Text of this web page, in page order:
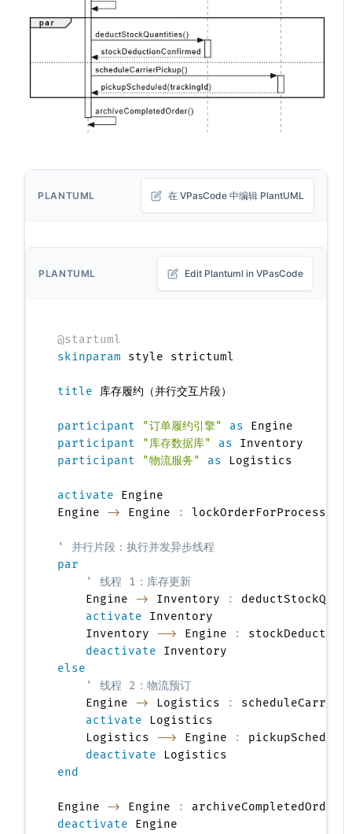
PLANTUML 在 VPasCode 中编辑 PlantUML
PLANTUML Edit Plantuml in VPasCode
@startuml
skinparam style strictuml
title 库存履约（并行交互片段）
participant "订单履约引擎" as
participant
"库存数据库" as
participant
"物流服务" as Logistics
activate Engine
Engine -> Engine : lockOrderForProcessing
' 并行片段：执行并发异步线程
par
' 线程 1：库存更新
    Engine
-> Inventory :
activate Inventory
    Inventory
--> Engine :
deactivate
else
' 线程 2：物流预订
    Engine
-> Logistics :
activate Logistics
    Logistics
--> Engine :
deactivate
end
Engine -> Engine : archiveCompletedOrder
deactivate